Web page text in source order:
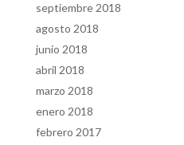
septiembre 2018
agosto 2018
junio 2018
abril 2018
marzo 2018
enero 2018
febrero 2017